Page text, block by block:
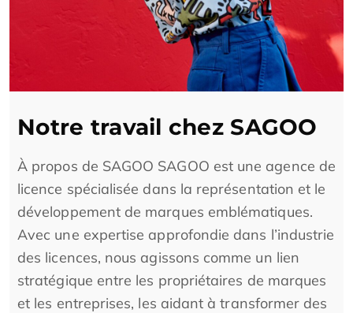
Notre travail chez SAGOO
À propos de SAGOO SAGOO est une agence de
licence spécialisée dans la représentation et le
développement de marques emblématiques.
Avec une expertise approfondie dans l’industrie
des licences, nous agissons comme un lien
stratégique entre les propriétaires de marques
et les entreprises, les aidant à transformer des